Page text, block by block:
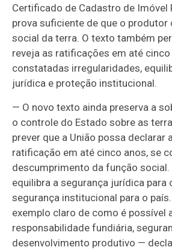
Certificado de Cadastro de Imóvel
prova suficiente de que o produtor
social da terra. O texto também
reveja as ratificações em até
constatadas irregularidades,
jurídica e proteção institucional.
— O novo texto ainda preserva a
o controle do Estado sobre as
prever que a União possa declarar
ratificação em até cinco anos, se
descumprimento da função social.
equilibra a segurança jurídica para
segurança institucional para o
exemplo claro de como é possível
responsabilidade fundiária,
desenvolvimento produtivo —